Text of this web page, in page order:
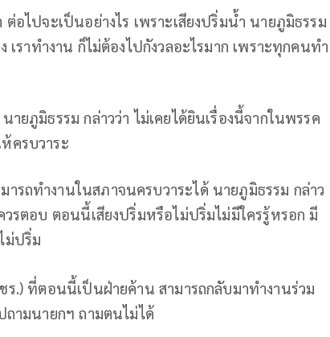
อไปจะเป็นอย่างไร เพราะเสียงปริ่มน้ำ นายภูมิธรรม
เราทำงาน ก็ไม่ต้องไปกังวลอะไรมาก เพราะทุกคนทำ
ยภูมิธรรม กล่าวว่า ไม่เคยได้ยินเรื่องนี้จากในพรรค
ครบวาระ
ารถทำงานในสภาจนครบวาระได้ นายภูมิธรรม กล่าว
รตอบ ตอนนี้เสียงปริ่มหรือไม่ปริ่มไม่มีใครรู้หรอก มี
ม่ปริ่ม
.) ที่ตอนนี้เป็นฝ่ายค้าน สามารถกลับมาทำงานร่วม
ถามนายกฯ ถามตนไม่ได้